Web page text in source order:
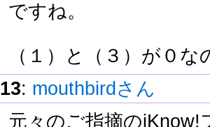
ですね。
（１）と（３）が０
13: mouthbirdさん
元々のご指摘のiKnow!